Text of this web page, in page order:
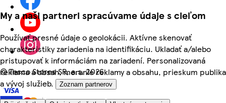
My a naši partneri spracúvame údaje s cieľom
Používať presné údaje o geolokácii. Aktívne skenovať
charakteristiky zariadenia na identifikáciu. Ukladať a/alebo
pristupovať k informáciám na zariadení. Personalizovaná
reklama a obsah, meranie reklamy a obsahu, prieskum publika
a vývoj služieb.
Zoznam partnerov
©Tesco Stores SR, a.s. 2026